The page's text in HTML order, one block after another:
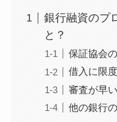
銀行融資のプ
と？
保証協会
借入に限
審査が早い
他の銀行